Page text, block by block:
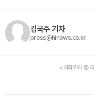
김국주 기자
press@hinews.co.kr
<저작권자 ©